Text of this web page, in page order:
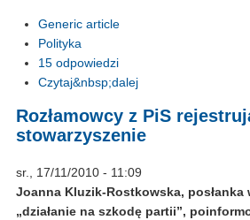
Generic article
Polityka
15 odpowiedzi
Czytaj&nbsp;dalej
Rozłamowcy z PiS
stowarzyszenie
sr., 17/11/2010 - 11:09
Joanna Kluzik-Rostkowska, posłanka
„działanie na szkodę partii”,